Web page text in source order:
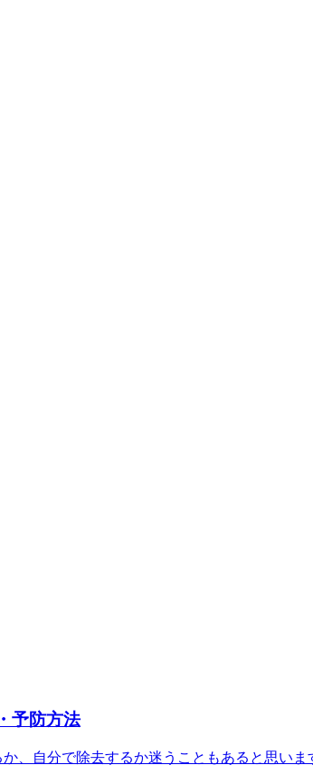
予防方法
、自分で除去するか迷うこともあると思い